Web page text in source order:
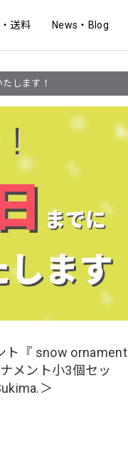
送料 News・Blog
します！
ト『 snow ornament
メント小3個セッ
＞